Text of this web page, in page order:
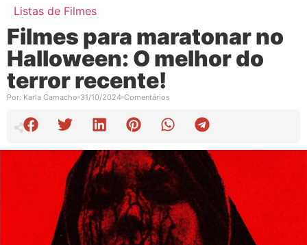
Listas de Filmes
Filmes para maratonar no
Halloween: O melhor do
terror recente!
Por: Karla Camacho 31/10/2024 Comentários